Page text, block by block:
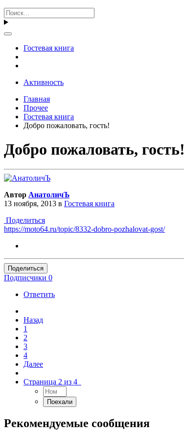
Гостевая книга
Активность
Главная
Прочее
Гостевая книга
Добро пожаловать, гость!
Добро пожаловать, гость!
Автор АнатоличЪ
13 ноября, 2013 в Гостевая книга
Поделиться
https://moto64.ru/topic/8332-dobro-pozhalovat-gost/
Поделиться
Подписчики 0
Ответить
Назад
1
2
3
4
Далее
Страница 2 из 4
Рекомендуемые сообщения